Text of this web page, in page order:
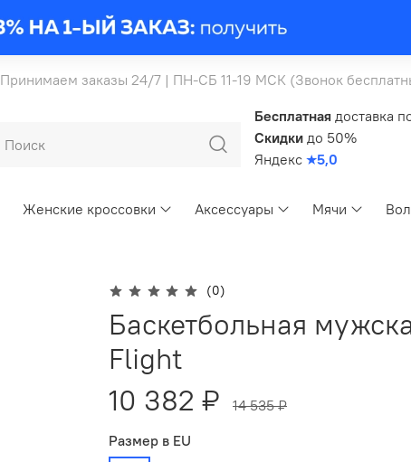
Принимаем заказы 24/7 | ПН-СБ 11-19 МСК (Звонок
Бесплатная доставка
Скидки до 50%
Яндекс ★5,0
Женские кроссовки Аксессуары Мячи
(0)
Баскетбольная
Flight
10 382 ₽
14 535 ₽
Размер в EU